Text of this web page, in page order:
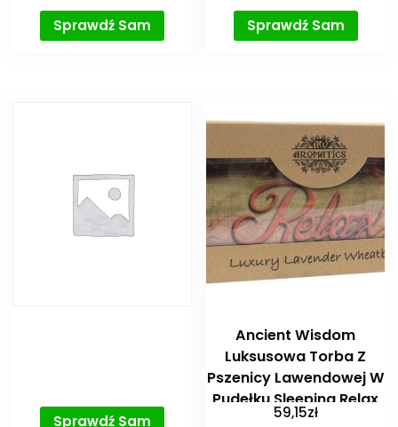
Sprawdź Sam
Sprawdź Sam
Sprawdź Sam
Ancient Wisdom
Luksusowa Torba Z
Pszenicy Lawendowej W
Pudełku Sleeping Relax
59,15zł